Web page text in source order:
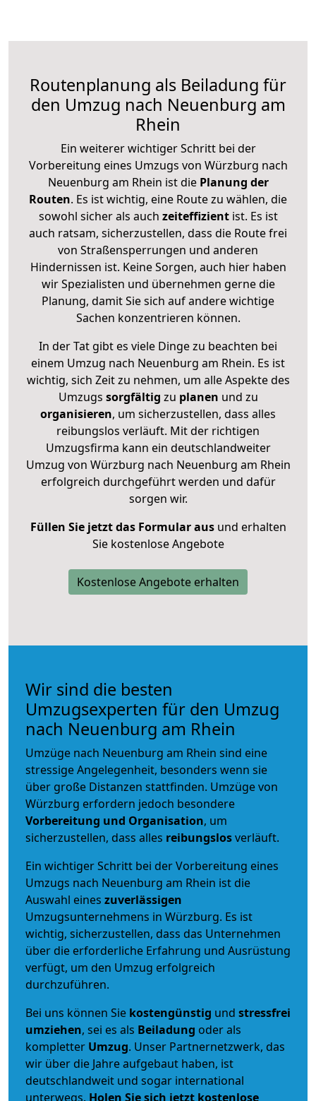
Routenplanung als Beiladung für
den Umzug nach Neuenburg am
Rhein
Ein weiterer wichtiger Schritt bei der
Vorbereitung eines Umzugs von Würzburg nach
Neuenburg am Rhein ist diePlanung der
Routen. Es ist wichtig, eine Route zu wählen, die
sowohl sicher als auch zeiteffizientist. Es ist
auch ratsam, sicherzustellen, dass die Route frei
von Straßensperrungen und anderen
Hindernissen ist. Keine Sorgen, auch hier haben
wir Spezialisten und übernehmen gerne die
Planung, damit Sie sich auf andere wichtige
Sachen konzentrieren können.
In der Tat gibt es viele Dinge zu beachten bei
einem Umzug nach Neuenburg am Rhein. Es ist
wichtig, sich Zeit zu nehmen, um alle Aspekte des
Umzugs sorgfältig zu planen und zu
organisieren, um sicherzustellen, dass alles
reibungslos verläuft. Mit der richtigen
Umzugsfirma kann ein deutschlandweiter
Umzug von Würzburg nach Neuenburg am Rhein
erfolgreich durchgeführt werden und dafür
sorgen wir.
Füllen Sie jetzt das Formular ausund erhalten
Sie kostenlose Angebote
Kostenlose Angebote erhalten
Wir sind die besten
Umzugsexperten für den Umzug
nach Neuenburg am Rhein
Umzüge nach Neuenburg am Rhein sind eine
stressige Angelegenheit, besonders wenn sie
über große Distanzen stattfinden. Umzüge von
Würzburg erfordern jedoch besondere
Vorbereitung und Organisation, um
sicherzustellen, dass alles reibungslosverläuft.
Ein wichtiger Schritt bei der Vorbereitung eines
Umzugs nach Neuenburg am Rhein ist die
Auswahl eines zuverlässigen
Umzugsunternehmens in Würzburg. Es ist
wichtig, sicherzustellen, dass das Unternehmen
über die erforderliche Erfahrung und Ausrüstung
verfügt, um den Umzug erfolgreich
durchzuführen.
Bei uns können Sie kostengünstig und stressfrei
umziehen, sei es als Beiladung oder als
kompletter Umzug. Unser Partnernetzwerk, das
wir über die Jahre aufgebaut haben, ist
deutschlandweit und sogar international
unterwegs. Holen Sie sich jetzt kostenlose